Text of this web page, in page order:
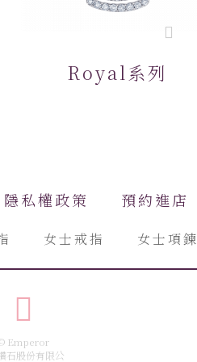
Royal系列
隱私權政策 預約進店
女士戒指 女士項鍊
Emperor
石股份有限公